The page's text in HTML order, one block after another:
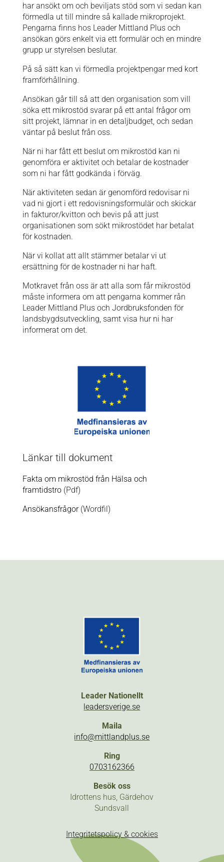
har ansökt om och beviljats stöd som vi sedan kan
förmedla ut till mindre så kallade mikroprojekt.
Pengarna finns hos Leader Mittland Plus och
ansökan görs enkelt via ett formulär och en mindre
grupp ur styrelsen beslutar.
På så sätt kan vi förmedla projektpengar med kort
framförhållning.
Ansökan går till så att den organisation som vill
söka ett mikrostöd svarar på ett antal frågor om
sitt projekt, lämnar in en detaljbudget, och sedan
väntar på beslut från oss.
När ni har fått ett beslut om mikrostöd kan ni
genomföra er aktivitet och betalar de kostnader
som ni har fått godkända i förväg.
När aktiviteten sedan är genomförd redovisar ni
vad ni gjort i ett redovisningsformulär och skickar
in fakturor/kvitton och bevis på att just
organisationen som sökt mikrostödet har betalat
för kostnaden.
När vi kollat att allt stämmer betalar vi ut
ersättning för de kostnader ni har haft.
Motkravet från oss är att alla som får mikrostöd
måste informera om att pengarna kommer rån
Leader Mittland Plus och Jordbruksfonden för
landsbygdsutveckling, samt visa hur ni har
informerat om det.
Länkar till dokument
Fakta om mikrostöd från Hälsa och
framtidstro(Pdf)
Ansökansfrågor (Wordfil)
Leader Nationellt
leadersverige.se
Maila
info@mittlandplus.se
Ring
0703162366
Besök oss
Idrottens hus, Gärdehov
Sundsvall
Integritetspolicy & cookies